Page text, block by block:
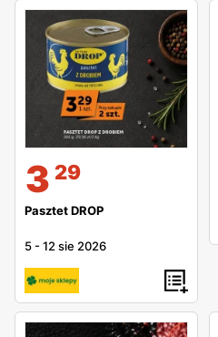
3 29
Pasztet DROP
5 -12 sie 2026